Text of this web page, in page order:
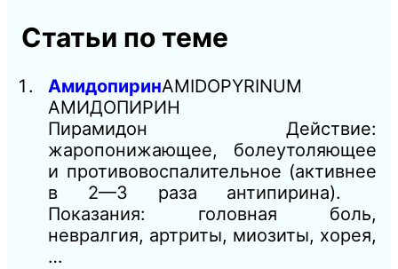
Статьи по теме
АмидопиринAMIDOPYRINUM
АМИДОПИРИН
Пирамидон Действие:
жаропонижающее, болеутоляющее
и противовоспалительное (активнее
в 2—3 раза антипирина).
Показания: головная боль,
невралгия, артриты, миозиты, хорея,
…